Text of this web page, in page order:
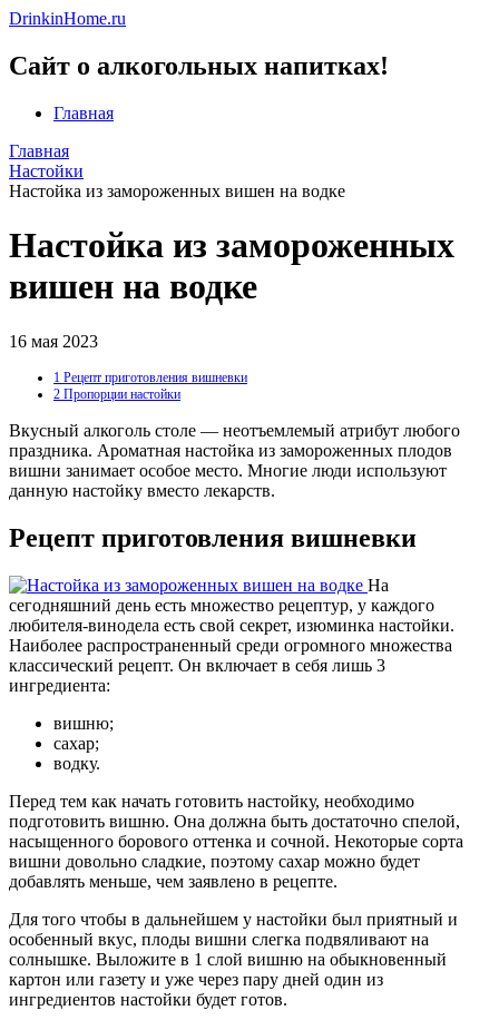
DrinkinHome.ru
Сайт о алкогольных напитках!
Главная
Главная
Настойки
Настойка из замороженных вишен на водке
Настойка из замороженных
вишен на водке
16 мая 2023
1 Рецепт приготовления вишневки
2 Пропорции настойки
Вкусный алкоголь столе — неотъемлемый атрибут любого
праздника. Ароматная настойка из замороженных плодов
вишни занимает особое место. Многие люди используют
данную настойку вместо лекарств.
Рецепт приготовления вишневки
На
сегодняшний день есть множество рецептур, у каждого
любителя-винодела есть свой секрет, изюминка настойки.
Наиболее распространенный среди огромного множества
классический рецепт. Он включает в себя лишь 3
ингредиента:
вишню;
сахар;
водку.
Перед тем как начать готовить настойку, необходимо
подготовить вишню. Она должна быть достаточно спелой,
насыщенного борового оттенка и сочной. Некоторые сорта
вишни довольно сладкие, поэтому сахар можно будет
добавлять меньше, чем заявлено в рецепте.
Для того чтобы в дальнейшем у настойки был приятный и
особенный вкус, плоды вишни слегка подвяливают на
солнышке. Выложите в 1 слой вишню на обыкновенный
картон или газету и уже через пару дней один из
ингредиентов настойки будет готов.